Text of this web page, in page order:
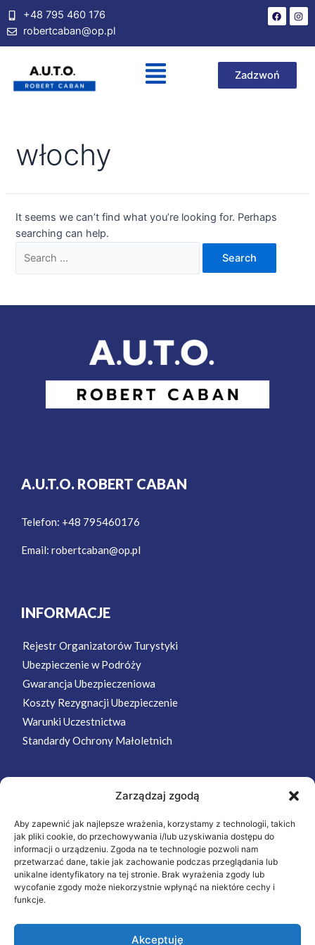
Zarządzaj zgodą
Aby zapewnić jak najlepsze wrażenia, korzystamy z technologii, takich
jak pliki cookie, do przechowywania i/lub uzyskiwania dostępu do
informacji o urządzeniu. Zgoda na te technologie pozwoli nam
przetwarzać dane, takie jak zachowanie podczas przeglądania lub
unikalne identyfikatory na tej stronie. Brak wyrażenia zgody lub
wycofanie zgody może niekorzystnie wpłynąć na niektóre cechy i
funkcje.
Akceptuję
+48 795 460 176
robertcaban@op.pl
Zadzwoń
włochy
It seems we can’t find what you’re looking for. Perhaps
searching can help.
A.U.T.O. ROBERT CABAN
Telefon: +48 795460176
Email: robertcaban@op.pl
INFORMACJE
Rejestr Organizatorów Turystyki
Ubezpieczenie w Podróży
Gwarancja Ubezpieczeniowa
Koszty Rezygnacji Ubezpieczenie
Warunki Uczestnictwa
Standardy Ochrony Małoletnich
Strona Główna
Wycieczki
Oferta
O nas
Kontakt